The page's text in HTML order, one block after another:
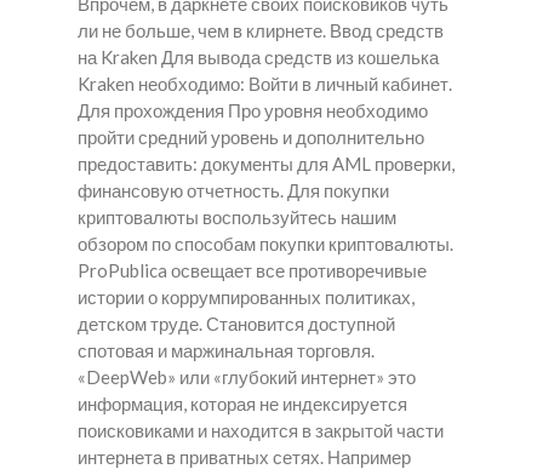
ли не больше, чем в клирнете. Ввод средств
на Kraken Для вывода средств из кошелька
Kraken необходимо: Войти в личный кабинет.
Для прохождения Про уровня необходимо
пройти средний уровень и дополнительно
предоставить: документы для AML проверки,
финансовую отчетность. Для покупки
криптовалюты воспользуйтесь нашим
обзором по способам покупки криптовалюты.
ProPublica освещает все противоречивые
истории о коррумпированных политиках,
детском труде. Становится доступной
спотовая и маржинальная торговля.
«DeepWeb» или «глубокий интернет» это
информация, которая не индексируется
поисковиками и находится в закрытой части
интернета в приватных сетях. Например